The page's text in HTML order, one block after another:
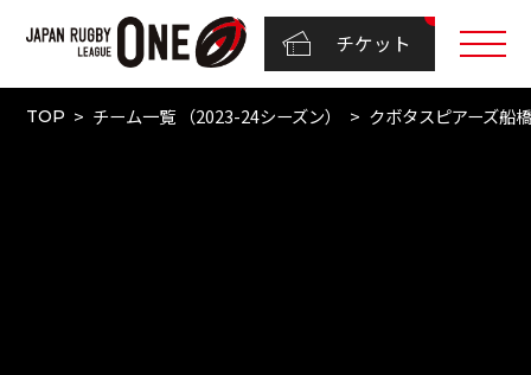
チケット
TOP チーム一覧 （2023-24シーズン） クボタスピアーズ船